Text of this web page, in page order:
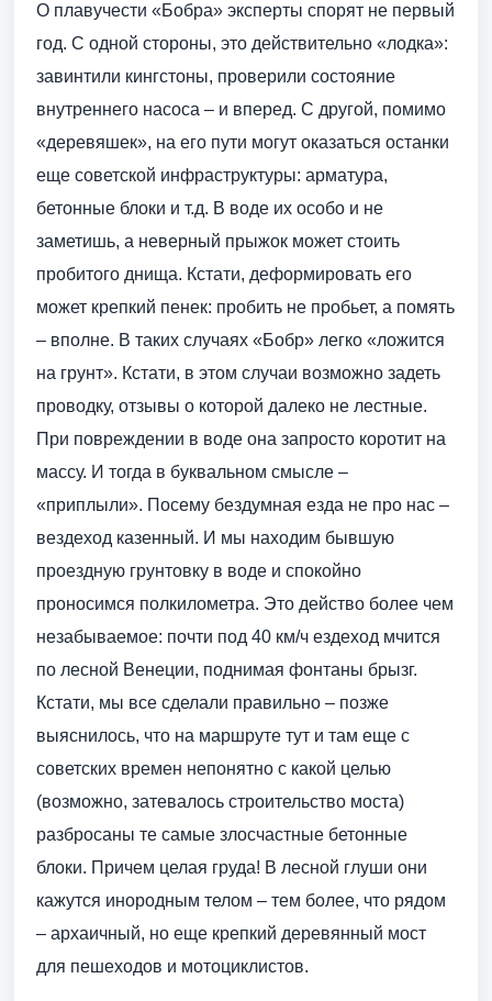
О плавучести «Бобра» эксперты спорят не первый
год. С одной стороны, это действительно «лодка»:
завинтили кингстоны, проверили состояние
внутреннего насоса – и вперед. С другой, помимо
«деревяшек», на его пути могут оказаться останки
еще советской инфраструктуры: арматура,
бетонные блоки и т.д. В воде их особо и не
заметишь, а неверный прыжок может стоить
пробитого днища. Кстати, деформировать его
может крепкий пенек: пробить не пробьет, а помять
– вполне. В таких случаях «Бобр» легко «ложится
на грунт». Кстати, в этом случаи возможно задеть
проводку, отзывы о которой далеко не лестные.
При повреждении в воде она запросто коротит на
массу. И тогда в буквальном смысле –
«приплыли». Посему бездумная езда не про нас –
вездеход казенный. И мы находим бывшую
проездную грунтовку в воде и спокойно
проносимся полкилометра. Это действо более чем
незабываемое: почти под 40 км/ч ездеход мчится
по лесной Венеции, поднимая фонтаны брызг.
Кстати, мы все сделали правильно – позже
выяснилось, что на маршруте тут и там еще с
советских времен непонятно с какой целью
(возможно, затевалось строительство моста)
разбросаны те самые злосчастные бетонные
блоки. Причем целая груда! В лесной глуши они
кажутся инородным телом – тем более, что рядом
– архаичный, но еще крепкий деревянный мост
для пешеходов и мотоциклистов.